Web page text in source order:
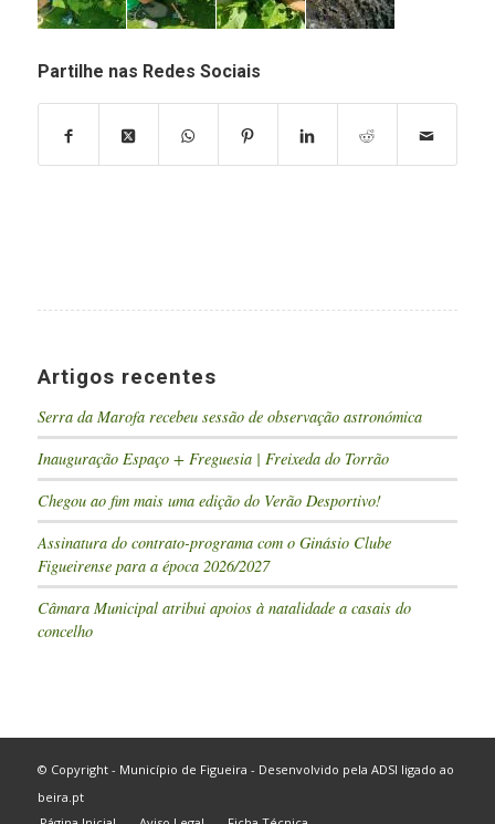
Partilhe nas Redes Sociais
Artigos recentes
Serra da Marofa recebeu sessão de observação astronómica
Inauguração Espaço + Freguesia | Freixeda do Torrão
Chegou ao fim mais uma edição do Verão Desportivo!
Assinatura do contrato-programa com o Ginásio Clube
Figueirense para a época 2026/2027
Câmara Municipal atribui apoios à natalidade a casais do
concelho
© Copyright - Município de Figueira - Desenvolvido pela ADSI ligado ao
beira.pt